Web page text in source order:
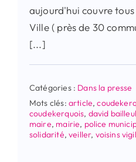
aujourd'hui couvre
Ville ( près de 30
[...]
Catégories : Dans la presse
Mots clés: article,
coudekerquois, david bailleul
maire, mairie, police
solidarité,veiller, voisins